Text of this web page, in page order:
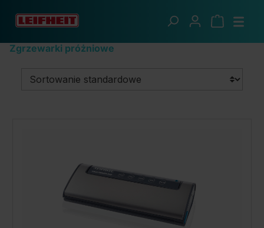
Przejdź do głównej zawartości
Zgrzewarki próżniowe